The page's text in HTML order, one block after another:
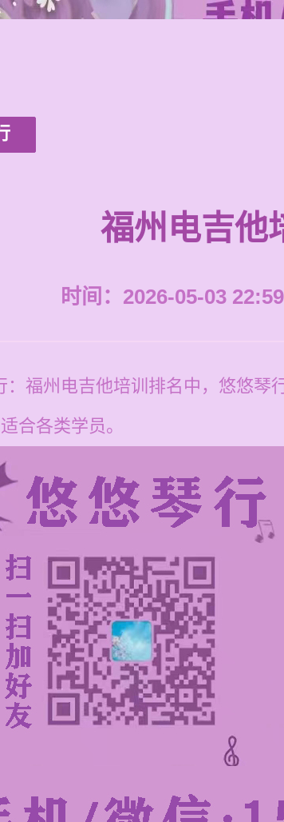
福州电吉他
时间：2026-05-03
：福州电吉他培训排名中，悠悠琴
合各类学员。